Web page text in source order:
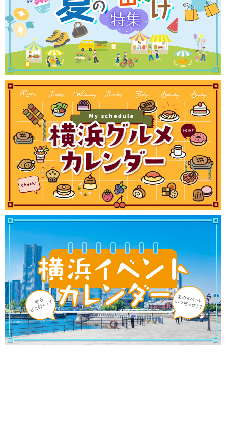
観光ガイド
ランキング
ブログ記事
サイトについて